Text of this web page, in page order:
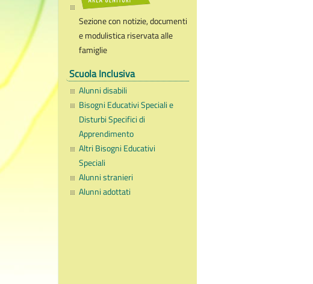
Sezione con notizie, documenti
e modulistica riservata alle
famiglie
Scuola Inclusiva
Alunni disabili
Bisogni Educativi Speciali e
Disturbi Specifici di
Apprendimento
Altri Bisogni Educativi
Speciali
Alunni stranieri
Alunni adottati